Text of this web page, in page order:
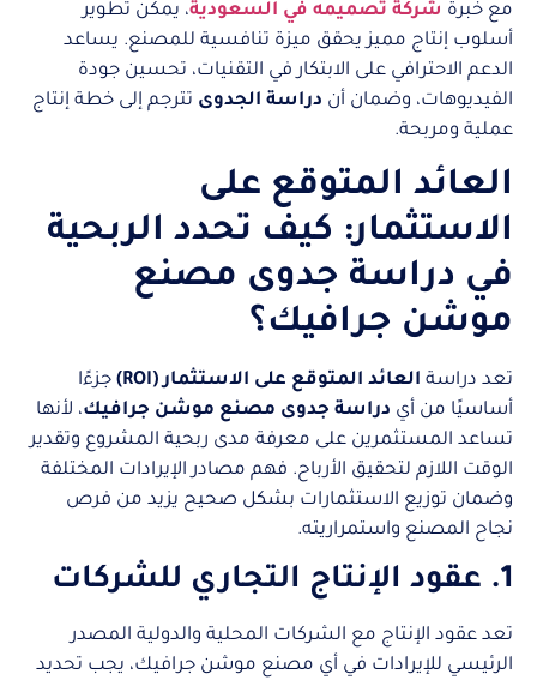
مع خبرة شركة تصميمه في السعودية، يمكن تطوير
أسلوب إنتاج مميز يحقق ميزة تنافسية للمصنع. يساعد
الدعم الاحترافي على الابتكار في التقنيات، تحسين جودة
الفيديوهات، وضمان أن دراسة الجدوى تترجم إلى خطة إنتاج
عملية ومربحة.
العائد المتوقع على
الاستثمار: كيف تحدد الربحية
في دراسة جدوى مصنع
موشن جرافيك؟
تعد دراسة العائد المتوقع على الاستثمار (ROI)
جزءًا
أساسيًا من أي دراسة جدوى مصنع موشن جرافيك، لأنها
تساعد المستثمرين على معرفة مدى ربحية المشروع وتقدير
الوقت اللازم لتحقيق الأرباح. فهم مصادر الإيرادات المختلفة
وضمان توزيع الاستثمارات بشكل صحيح يزيد من فرص
نجاح المصنع واستمراريته.
1. عقود الإنتاج التجاري للشركات
تعد عقود الإنتاج مع الشركات المحلية والدولية المصدر
الرئيسي للإيرادات في أي مصنع موشن جرافيك، يجب تحديد